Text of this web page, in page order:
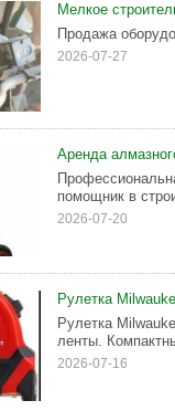
Мелкое
Продажа
2026-07-27
Аренда
помощник в
2026-07-20
Рулетка
Рулетка
ленты.
2026-07-16